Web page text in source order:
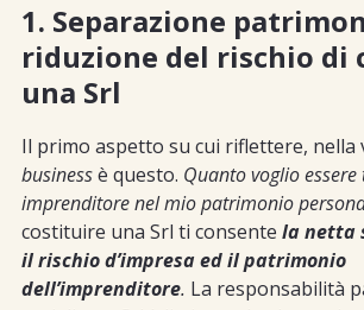
1. Separazione
riduzione del rischio di
una Srl
Il primo aspetto su cui riflettere, nella
businessè questo. Quanto voglio
imprenditore nel mio patrimonio
costituire una Srl ti consente la netta
il rischio d’impresa ed il patrimonio
dell’imprenditore. La responsabilità